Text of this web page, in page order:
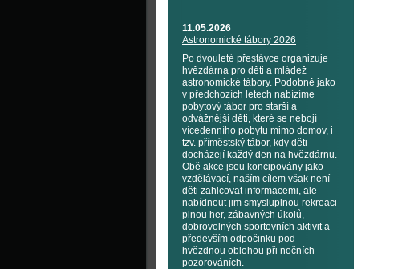
11.05.2026
Astronomické tábory 2026
Po dvouleté přestávce organizuje
hvězdárna pro děti a mládež
astronomické tábory. Podobně jako
v předchozích letech nabízíme
pobytový tábor pro starší a
odvážnější děti, které se nebojí
vícedenního pobytu mimo domov, i
tzv. příměstský tábor, kdy děti
docházejí každý den na hvězdárnu.
Obě akce jsou koncipovány jako
vzdělávací, naším cílem však není
děti zahlcovat informacemi, ale
nabídnout jim smysluplnou rekreaci
plnou her, zábavných úkolů,
dobrovolných sportovních aktivit a
především odpočinku pod
hvězdnou oblohou při nočních
pozorováních.